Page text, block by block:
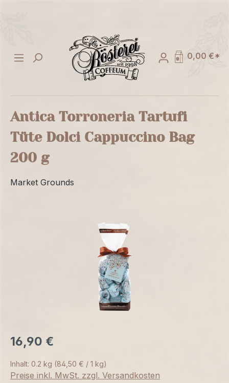
0,00 €*
Antica Torroneria Tartufi
Tüte Dolci Cappuccino Bag
200 g
Market Grounds
16,90 €
Inhalt: 0.2 kg (84,50 € / 1 kg)
Preise inkl. MwSt. zzgl. Versandkosten